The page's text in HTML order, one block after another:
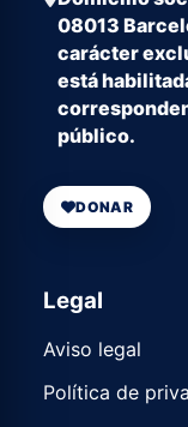
08013
carácter
está
público.
DONAR
Legal
Aviso legal
Política de